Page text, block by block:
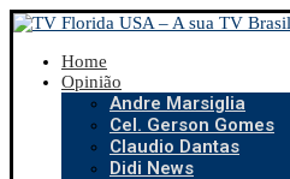
Home
Opinião
Andre Marsiglia
Cel. Gerson Gomes
Claudio Dantas
Didi News